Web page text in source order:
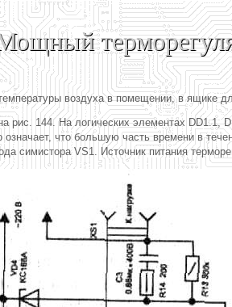
воздуха в помещении, в ящике
рис. 144. На логических элементах
что большую часть времени в
симистора VS1. Источник питания